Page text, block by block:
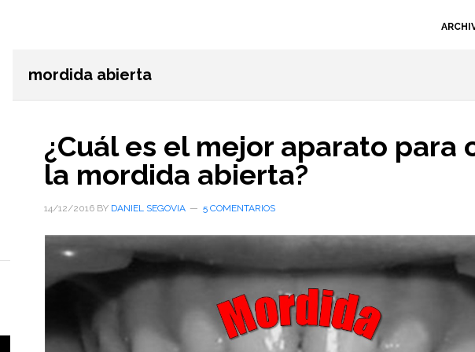
mordida abierta
¿Cuál es el mejor aparato para
la mordida abierta?
14/12/2016 BY DANIEL SEGOVIA 5 COMENTARIOS